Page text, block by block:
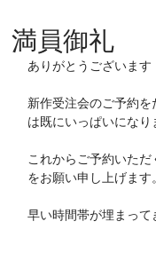
満員御礼
ありがとうございます
新作受注会のご予約
は既にいっぱいになり
これからご予約いた
をお願い申し上げます
早い時間帯が埋まって